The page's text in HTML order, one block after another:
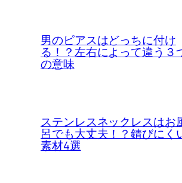
男のピアスはどっちに付け
る！？左右によって違う３
の意味
ステンレスネックレスはお
呂でも大丈夫！？錆びにく
素材4選